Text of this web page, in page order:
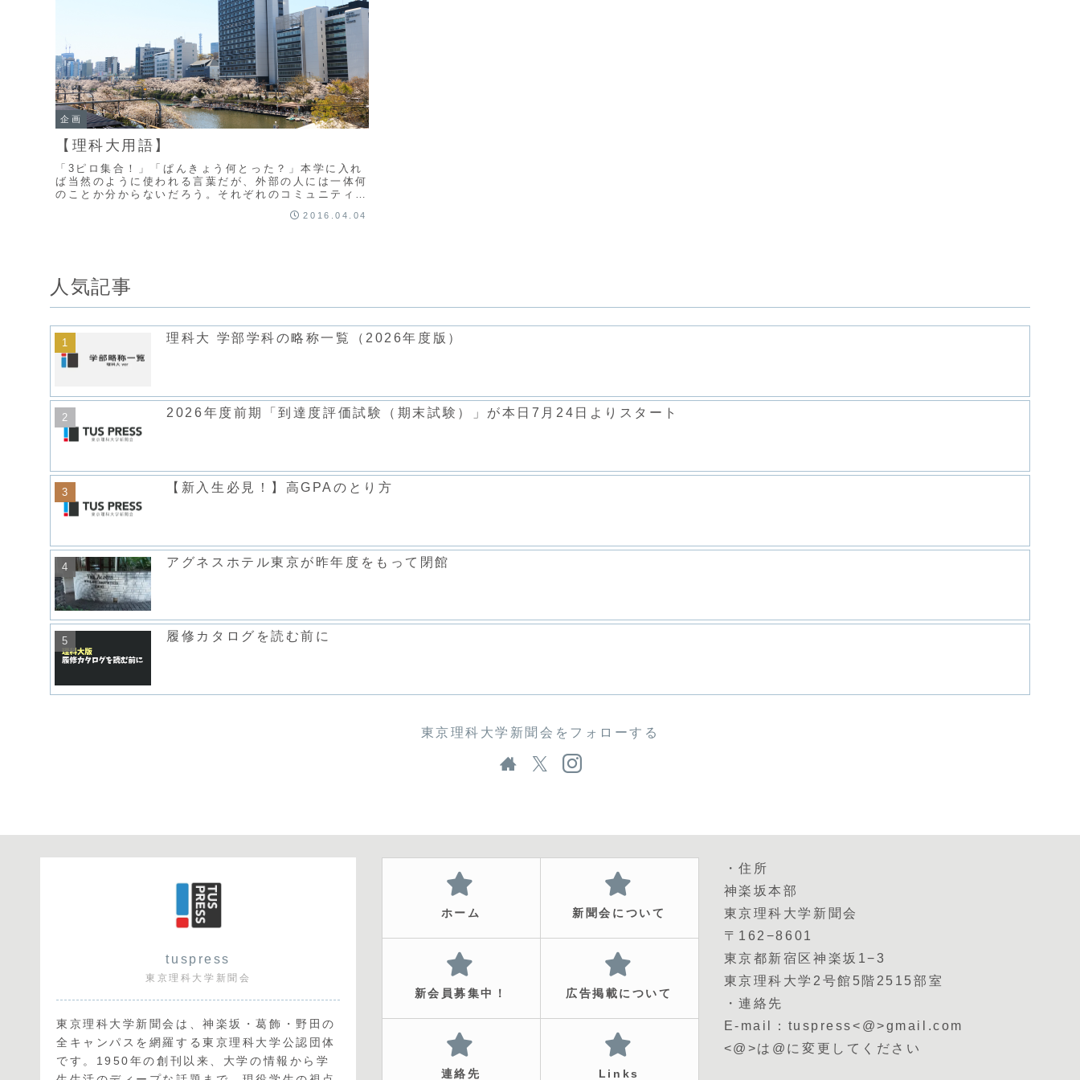
企画
【理科大用語】
「3ピロ集合！」「ぱんきょう何とった？」本学に入れ
ば当然のように使われる言葉だが、外部の人には一体何
のことか分からないだろう。それぞれのコミュニティは
2016.04.04
人気記事
理科大 学部学科の略称一覧（2026年度版）
2026年度前期「到達度評価試験（期末試験）」が本日7月24日よりスタート
【新入生必見！】高GPAのとり方
アグネスホテル東京が昨年度をもって閉館
履修カタログを読む前に
東京理科大学新聞会をフォローする
tuspress
東京理科大学新聞会
東京理科大学新聞会は、神楽坂・葛飾・野田の
全キャンパスを網羅する東京理科大学公認団体
です。1950年の創刊以来、大学の情報から学
ホーム 新聞会について
新会員募集中！ 広告掲載について
連絡先 Links
・住所
神楽坂本部
東京理科大学新聞会
〒162−8601
東京都新宿区神楽坂1−3
東京理科大学2号館5階2515部室
・連絡先
E-mail：tuspress<@>gmail.com
<@>は@に変更してください